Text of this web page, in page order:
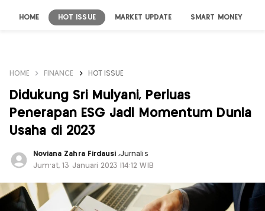
HOME HOT ISSUE MARKET UPDATE SMART MONEY
HOME FINANCE HOT ISSUE
Didukung Sri Mulyani, Perluas
Penerapan ESG Jadi Momentum Dunia
Usaha di 2023
Noviana Zahra Firdausi,Jurnalis
Jum'at, 13 Januari 2023 |14:12 WIB